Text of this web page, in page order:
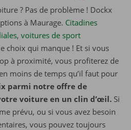
? Pas de problème ! Dockx
à Maurage. Citadines
, voitures de sport
choix qui manque ! Et si vous
à proximité, vous profiterez de
moins de temps qu’il faut pour
parmi notre offre de
voiture en un clin d’œil. Si
prévu, ou si vous avez besoin
vous pouvez toujours